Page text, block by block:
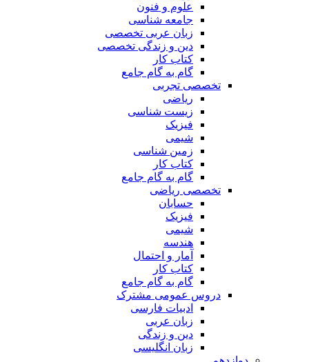
علوم و فنون
جامعه شناسی
زبان عربی تخصصی
دین و زندگی تخصصی
کتاب کار
گام به گام جامع
تخصصی تجربی
ریاضی
زیست شناسی
فیزیک
شیمی
زمین شناسی
کتاب کار
گام به گام جامع
تخصصی ریاضی
حسابان
فیزیک
شیمی
هندسه
آمار و احتمال
کتاب کار
گام به گام جامع
دروس عمومی مشترک
ادبیات فارسی
زبان عربی
دین و زندگی
زبان انگلیسی